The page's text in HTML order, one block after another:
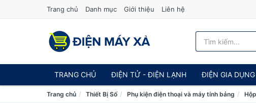
Trang chủ Danh mục Giới thiệu Liên hệ
TRANG CHỦ ĐIỆN TỬ - ĐIỆN LẠNH ĐIỆN GIA DỤNG
Trang chủ Thiết Bị Số Phụ kiện điện thoại và máy tính bảng